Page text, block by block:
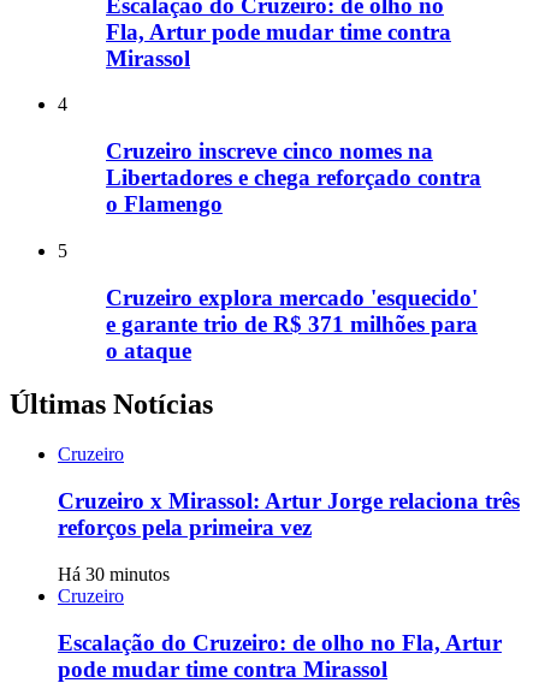
Escalação do Cruzeiro: de olho no
Fla, Artur pode mudar time contra
Mirassol
4
Cruzeiro inscreve cinco nomes na
Libertadores e chega reforçado contra
o Flamengo
5
Cruzeiro explora mercado 'esquecido'
e garante trio de R$ 371 milhões para
o ataque
Últimas Notícias
Cruzeiro
Cruzeiro x Mirassol: Artur Jorge relaciona três
reforços pela primeira vez
Há 30 minutos
Cruzeiro
Escalação do Cruzeiro: de olho no Fla, Artur
pode mudar time contra Mirassol